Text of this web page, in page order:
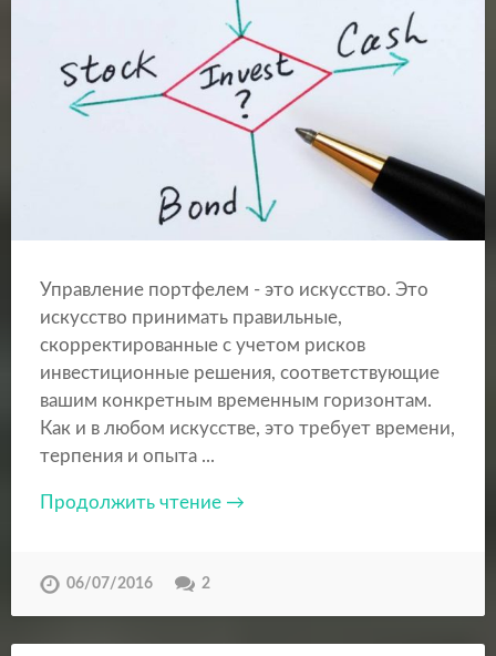
Управление портфелем - это искусство. Это
искусство принимать правильные,
скорректированные с учетом рисков
инвестиционные решения, соответствующие
вашим конкретным временным горизонтам.
Как и в любом искусстве, это требует времени,
терпения и опыта ...
Продолжить чтение →
06/07/2016 2